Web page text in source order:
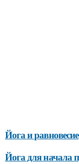
Йога и равновесие
Йога для начала